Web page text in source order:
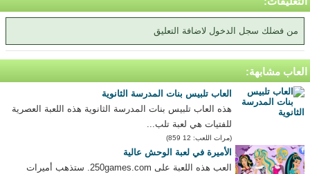
من فضلك سجل الدخول لاضافة التعليق
العاب مشابهة:
العاب تلبيس بنات المدرسة الثانوية
هذه العاب تلبيس بنات المدرسة الثانوية هذه اللعبة العصرية
للفتيات هي لعبة تلب...
(مرات اللعب: 12 859)
الأميرة في لعبة الوحش عالية
العب هذه اللعبة على 250games.com. ستذهب أميرات